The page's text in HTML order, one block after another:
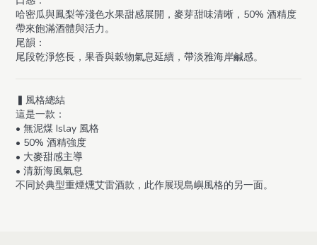
哈密瓜與鳳梨等淺色水果甜感展開，麥芽甜味清晰，50% 酒精度
帶來飽滿酒體與活力。
尾韻：
尾段乾淨悠長，果香與穀物氣息延續，帶淡雅海岸鹹感。
▍風格總結
這是一款：
• 無泥煤 Islay 風格
• 50% 酒精強度
• 大麥甜感主導
• 清新海風氣息
不同於典型重煙燻艾雷酒款，此作展現島嶼風格的另一面。